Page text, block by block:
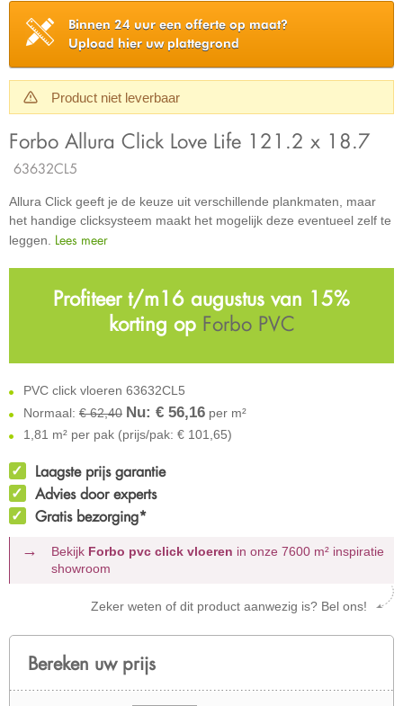
Binnen 24 uur een offerte op maat?
Upload hier uw plattegrond
Product niet leverbaar
Forbo Allura Click Love Life 121.2 x 18.7
63632CL5
Allura Click geeft je de keuze uit verschillende plankmaten, maar
het handige clicksysteem maakt het mogelijk deze eventueel zelf te
leggen. Lees meer
Profiteer t/m16 augustus van 15%
korting op Forbo PVC
PVC click vloeren 63632CL5
Normaal: € 62,40 Nu: € 56,16 per m²
1,81 m² per pak (prijs/pak: € 101,65)
Laagste prijs garantie
Advies door experts
Gratis bezorging*
Bekijk Forbo pvc click vloeren in onze 7600 m² inspiratie
showroom
Zeker weten of dit product aanwezig is? Bel ons!
Bereken uw prijs